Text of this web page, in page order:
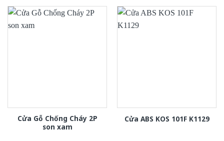
Cửa Gỗ Chống Cháy 2P
son xam
Cửa ABS KOS 101F K1129